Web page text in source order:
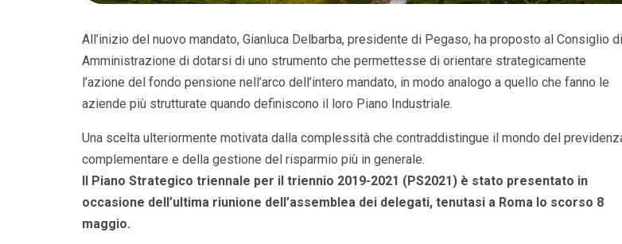
All’inizio del nuovo mandato, Gianluca Delbarba, presidente di Pegaso, ha proposto al Consiglio di
Amministrazione di dotarsi di uno strumento che permettesse di orientare strategicamente
l’azione del fondo pensione nell’arco dell’intero mandato, in modo analogo a quello che fanno le
aziende più strutturate quando definiscono il loro Piano Industriale.
Una scelta ulteriormente motivata dalla complessità che contraddistingue il mondo del
complementare e della gestione del risparmio più in generale.
Il Piano Strategico triennale per il triennio 2019-2021 (PS2021) è stato presentato in
occasione dell’ultima riunione dell’assemblea dei delegati, tenutasi a Roma lo scorso 8
maggio.